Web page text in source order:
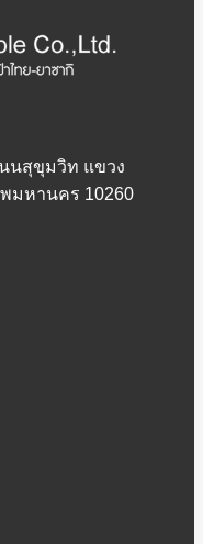
นสุขุมวิท แขวง
มหานคร 10260